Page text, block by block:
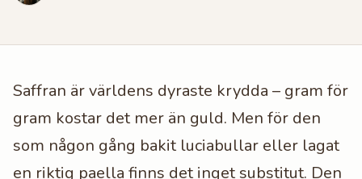
Saffran är världens dyraste krydda – gram för
gram kostar det mer än guld. Men för den
som någon gång bakit luciabullar eller lagat
en riktig paella finns det inget substitut. Den